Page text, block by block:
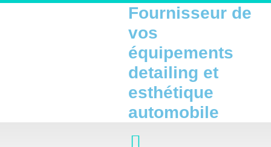
Fournisseur de
vos
équipements
detailing et
esthétique
automobile